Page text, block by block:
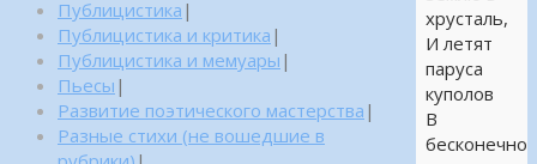
хрусталь,
И летят
паруса
куполов
В
бесконечно
Публицистика |
Публицистика и критика |
Публицистика и мемуары |
Пьесы |
Развитие поэтического мастерства |
Разные стихи (не вошедшие в